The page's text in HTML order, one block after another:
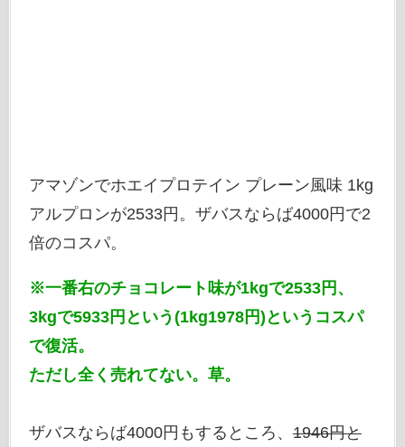
アマゾンでホエイプロテイン プレーン風味 1kg
アルプロンが2533円。ザバスならば4000円で2
倍のコスパ。
※一番右のチョコレート味が1kgで2533円、
3kgで5933円という(1kg1978円)というコスパ
で復活。
ただし全く売れてない。草。
ザバスならば4000円もするところ、 1946円と